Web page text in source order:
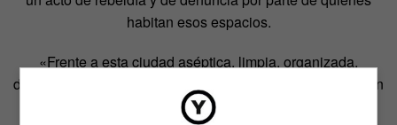
habitan esos espacios.
«Frente a esta ciudad aséptica, limpia, organizada,
desconflictivizada, las pintadas te recuerdan que la vida en
comunidad es conflicto —afirma—. Siempre. Aquí, en la